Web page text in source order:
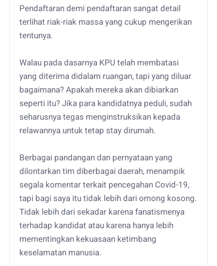
Pendaftaran demi pendaftaran sangat detail
terlihat riak-riak massa yang cukup mengerikan
tentunya.
Walau pada dasarnya KPU telah membatasi
yang diterima didalam ruangan, tapi yang diluar
bagaimana? Apakah mereka akan dibiarkan
seperti itu? Jika para kandidatnya peduli, sudah
seharusnya tegas menginstruksikan kepada
relawannya untuk tetap stay dirumah.
Berbagai pandangan dan pernyataan yang
dilontarkan tim diberbagai daerah, menampik
segala komentar terkait pencegahan Covid-19,
tapi bagi saya itu tidak lebih dari omong kosong.
Tidak lebih dari sekadar karena fanatismenya
terhadap kandidat atau karena hanya lebih
mementingkan kekuasaan ketimbang
keselamatan manusia.